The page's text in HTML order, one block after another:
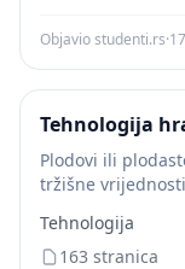
Objavio studenti.rs·
Tehnologija
Plodovi ili
tržišne
vanjskog sloja,
Tehnologija
163 stranica